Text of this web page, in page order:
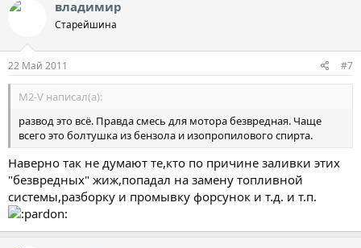
владимир
Старейшина
22 Май 2011 #7
M2-V написал(а):
развод это всё. Правда смесь для мотора безвредная. Чаще
всего это болтушка из бензола и изопропилового спирта.
Наверно так не думают те,кто по причине заливки этих
"безвредных" жиж,попадал на замену топливной
системы,разборку и промывку форсунок и т.д. и т.п.